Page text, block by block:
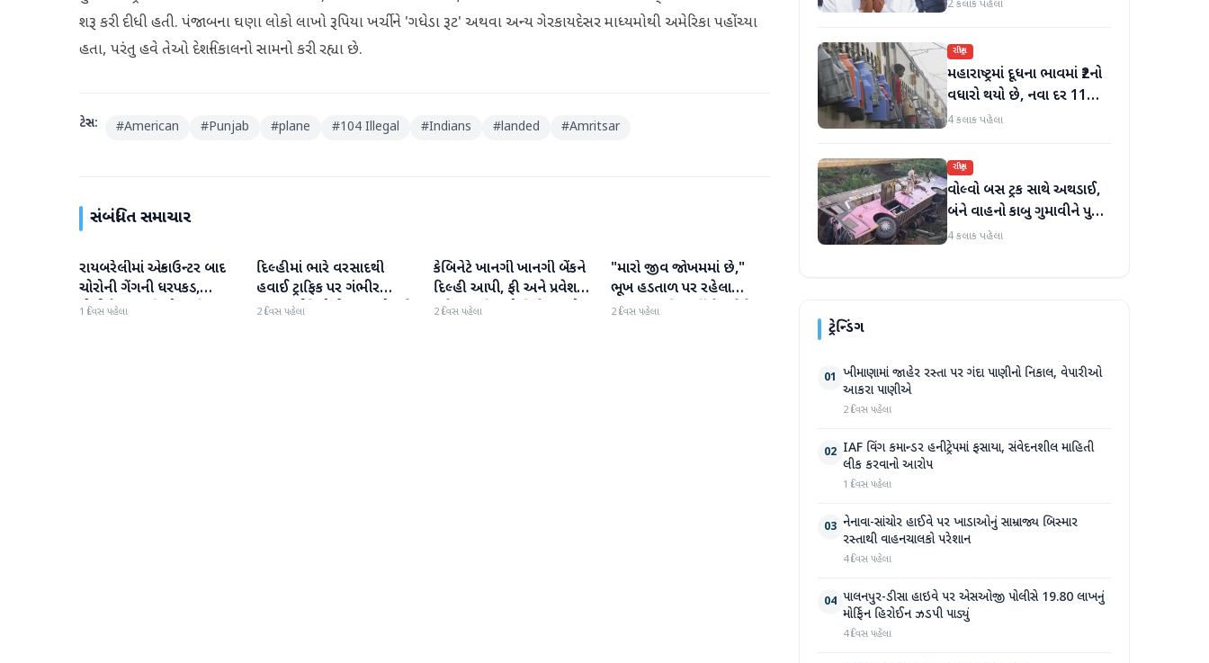
શરૂ કરી દીધી હતી. પંજાબના ઘણા લોકો લાખો રૂપિયા ખર્ચીને 'ગધેડા રૂટ' અથવા અન્ય ગેરકાયદેસર માધ્યમોથી અમેરિકા પહોંચ્યા
હતા, પરંતુ હવે તેઓ દેશનિકાલનો સામનો કરી રહ્યા છે.
ટેગ્સ: #American #Punjab #plane #104 Illegal #Indians #landed #Amritsar
સંબંધિત સમાચાર
રાષ્ટ્રીય
રાયબરેલીમાં એન્કાઉન્ટર બાદ
ચોરોની ગેંગની ધરપકડ,
પોલીસે 12.4 કિલો ચાંદીના
1 દિવસ પહેલા
રાષ્ટ્રીય
દિલ્હીમાં ભારે વરસાદથી
હવાઈ ટ્રાફિક પર ગંભીર
અસર; ઈન્ડિગોએ મુસાફરો માટે
2 દિવસ પહેલા
રાષ્ટ્રીય
કેબિનેટે ખાનગી ખાનગી બેંકને
દિલ્હી આપી, ફી અને પ્રવેશ
માટે નવા નિયમો વિશે જાણો
2 દિવસ પહેલા
રાષ્ટ્રીય
"મારો જીવ જોખમમાં છે,"
ભૂખ હડતાળ પર રહેલા
ઝારખંડના વિદ્યાર્થી નેતા દેવેન્દ્ર
2 દિવસ પહેલા
મહત્વનું નથી'
2 કલાક પહેલા
રાષ્ટ્રીય
મહારાષ્ટ્રમાં દૂધના ભાવમાં ₹2નો
વધારો થયો છે, નવા દર 11
ઓગસ્ટથી અમલમાં
4 કલાક પહેલા
રાષ્ટ્રીય
વોલ્વો બસ ટ્રક સાથે અથડાઈ,
બંને વાહનો કાબુ ગુમાવીને પુલ
પરથી પડી ગયા, 40 મુસાફરો
4 કલાક પહેલા
ટ્રેન્ડિંગ
01 ખીમાણામાં જાહેર રસ્તા પર ગંદા પાણીનો નિકાલ, વેપારીઓ
આકરા પાણીએ
2 દિવસ પહેલા
02 IAF વિંગ કમાન્ડર હનીટ્રેપમાં ફસાયા, સંવેદનશીલ માહિતી
લીક કરવાનો આરોપ
1 દિવસ પહેલા
03 નેનાવા-સાંચોર હાઈવે પર ખાડાઓનું સામ્રાજ્ય બિસ્માર
રસ્તાથી વાહનચાલકો પરેશાન
4 દિવસ પહેલા
04 પાલનપુર-ડીસા હાઇવે પર એસઓજી પોલીસે 19.80 લાખનું
મોર્ફિન હિરોઈન ઝડપી પાડ્યું
4 દિવસ પહેલા